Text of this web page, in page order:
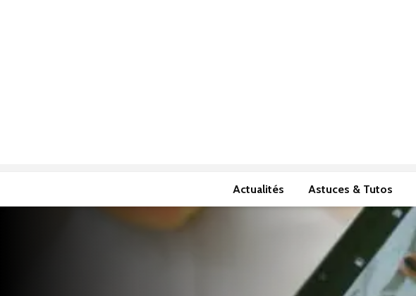
Actualités Astuces & Tutos